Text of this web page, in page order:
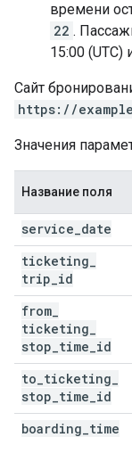
времени
22 .
15:00 (UTC)
Сайт
https://
Значения
Название поля
service date
ticketing
trip id
from
ticketing
stop time id
to ticketing
stop time id
boarding time